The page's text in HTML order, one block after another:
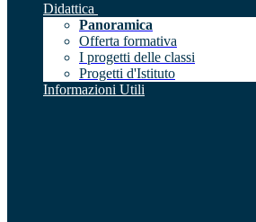
Didattica
Panoramica
Offerta formativa
I progetti delle classi
Progetti d'Istituto
Informazioni Utili